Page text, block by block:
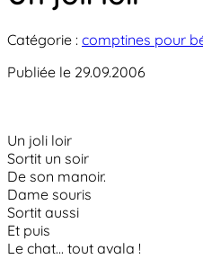
Catégorie : comptines pour
Publiée le 29.09.2006
Un joli loir
Sortit un soir
De son manoir.
Dame souris
Sortit aussi
Et puis
Le chat... tout avala !